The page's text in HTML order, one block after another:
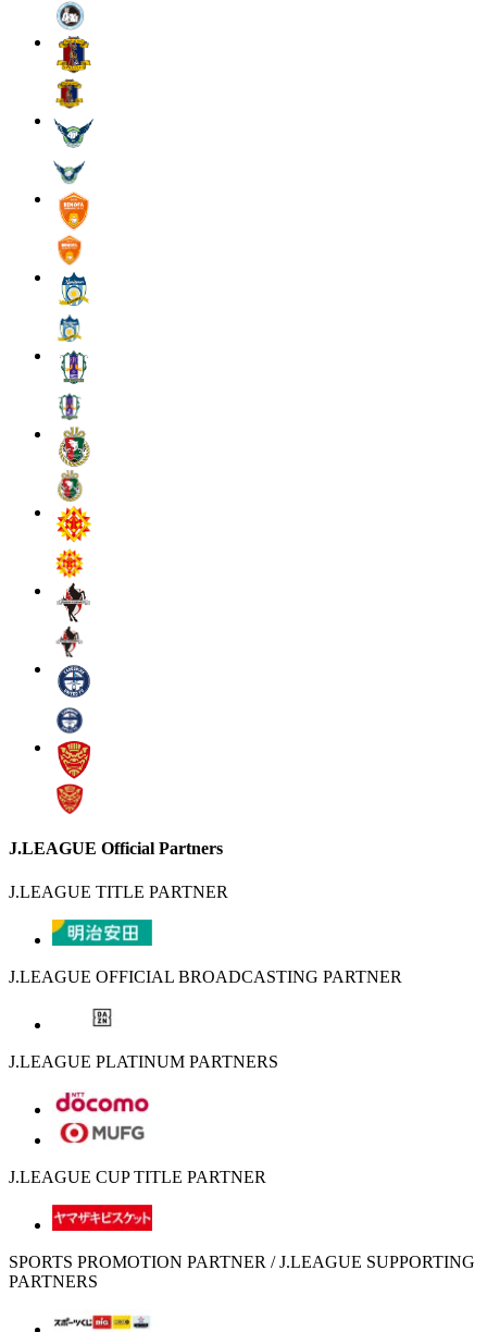
J.LEAGUE Official Partners
J.LEAGUE TITLE PARTNER
J.LEAGUE OFFICIAL BROADCASTING PARTNER
J.LEAGUE PLATINUM PARTNERS
J.LEAGUE CUP TITLE PARTNER
SPORTS PROMOTION PARTNER / J.LEAGUE SUPPORTING
PARTNERS